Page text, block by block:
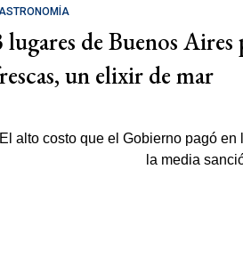
lugares de Buenos
un elixir de mar